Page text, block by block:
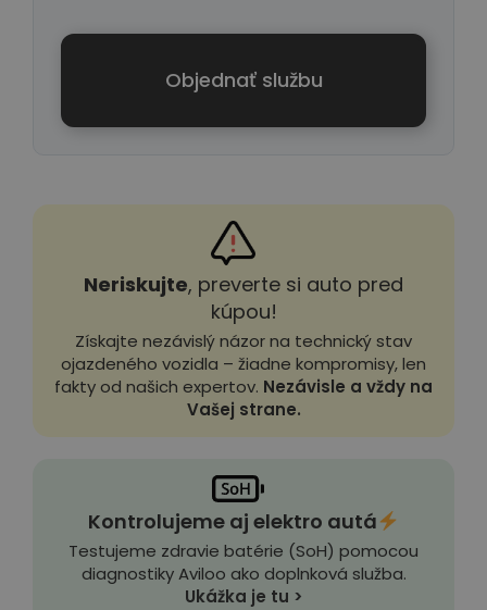
Objednať službu
Neriskujte, preverte si auto pred
kúpou!
Získajte nezávislý názor na technický stav
ojazdeného vozidla – žiadne kompromisy, len
fakty od našich expertov. Nezávisle a vždy na
Vašej strane.
Kontrolujeme aj elektro autá
Testujeme zdravie batérie (SoH) pomocou
diagnostiky Aviloo ako doplnková služba.
Ukážka je tu >